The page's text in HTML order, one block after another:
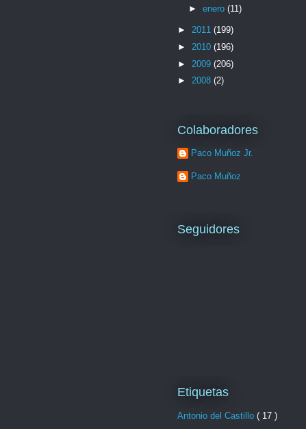
► enero (11)
► 2011 (199)
► 2010 (196)
► 2009 (206)
► 2008 (2)
Colaboradores
Paco Muñoz Jr.
Paco Muñoz
Seguidores
Etiquetas
Antonio del Castillo ( 17 )